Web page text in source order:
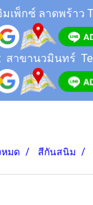
มเพ็กซ์ ลาดพร้าว
สาขานวมินทร์
มด สีกันสนิม